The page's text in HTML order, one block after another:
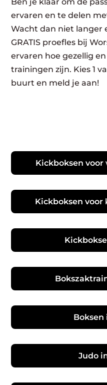
ervaren en te delen
Wacht dan niet langer
GRATIS proefles bij
ervaren hoe gezellig
trainingen zijn. Kies 1
buurt en meld je aan!
Kickboksen
Kickboksen
Boksen
Judo